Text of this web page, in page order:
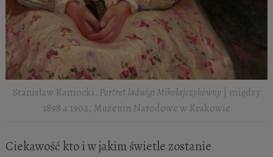
Stanisław Kamocki, Portret Jadwigi Mikołajczykówny | między
1898 a 1902, Muzeum Narodowe w Krakowie
Ciekawość kto i w jakim świetle zostanie